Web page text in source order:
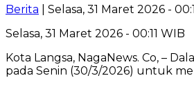
Berita | Selasa, 31 Maret 2026 -
Selasa, 31 Maret 2026 - 00:11 WIB
Kota Langsa, NagaNews. Co, –
pada Senin (30/3/2026) untuk